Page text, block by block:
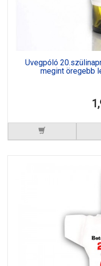
Üvegpóló
megint öregebb